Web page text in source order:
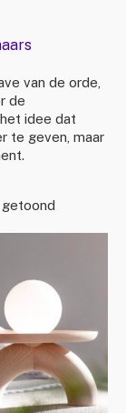
van de orde,
de
idee dat
te geven, maar
getoond